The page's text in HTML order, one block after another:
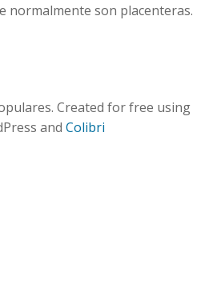
normalmente son placenteras.
Created for free using
and Colibri